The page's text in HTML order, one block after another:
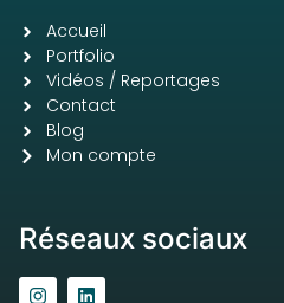
Accueil
Portfolio
Vidéos / Reportages
Contact
Blog
Mon compte
Réseaux sociaux